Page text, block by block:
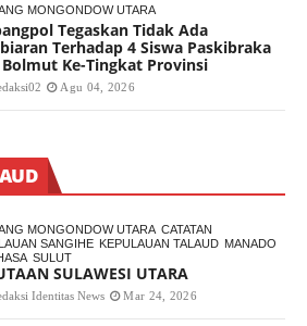
MONGONDOW UTARA
Tegaskan Tidak Ada
Terhadap 4 Siswa Paskibraka
Ke-Tingkat Provinsi
Agu 04, 2026
MONGONDOW UTARA CATATAN
SANGIHE KEPULAUAN TALAUD MANADO
SULUT
SULAWESI UTARA
Identitas News Mar 24, 2026